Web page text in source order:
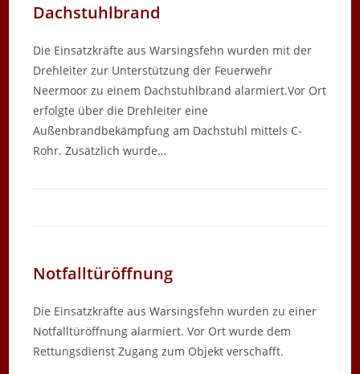
Dachstuhlbrand
Die Einsatzkräfte aus Warsingsfehn wurden mit der
Drehleiter zur Unterstützung der Feuerwehr
Neermoor zu einem Dachstuhlbrand alarmiert.Vor Ort
erfolgte über die Drehleiter eine
Außenbrandbekämpfung am Dachstuhl mittels C-
Rohr. Zusätzlich wurde…
Notfalltüröffnung
Die Einsatzkräfte aus Warsingsfehn wurden zu einer
Notfalltüröffnung alarmiert. Vor Ort wurde dem
Rettungsdienst Zugang zum Objekt verschafft.